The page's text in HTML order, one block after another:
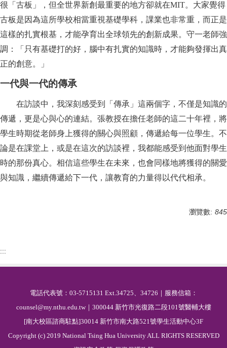
很「古板」，但全世界新創最重要的地方卻就在MIT。大家覺得
古板是因為這所學校相當重視基礎學科，課業也非常重，而正是
這樣的扎實根基，才能孕育出全球領先的創新成果。守一老師強
調：「只有基礎打的好，腦中有扎實的知識時，才能夠發揮出真
正的創意。」
一代與一代的傳承
在訪談中，我深刻感受到「傳承」這兩個字，不僅是知識的
傳遞，更是心與心的連結。張教授在擔任老師的這二十年裡，將
學生時期從老師身上獲得的關心與照顧，傳遞給每一位學生。不
論是在課堂上，或是在這次的訪談裡，我都能感受到他面對學生
時的那份真心。相信這些學生在未來，也會同樣地將獲得的關愛
與知識，繼續傳遞給下一代，讓教育的力量得以代代相承。
瀏覽數: 845
:::
電話代表號：03-5715131 Ext.34725、34726｜服務信箱：
counsel@my.nthu.edu.tw｜300044 新竹市光復路二段101號醫輔大樓
[南大校區諮商駐點]30014 新竹市南大路521號學生活動中心3F
Copyright (c) 2019 National Tsing Hua University ALL RIGHTS RESERVED